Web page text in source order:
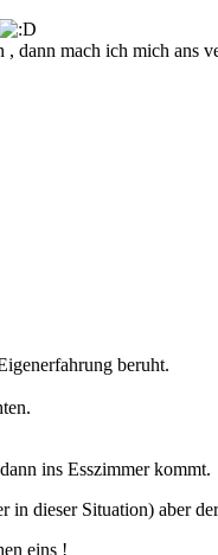
dann mach ich mich ans
beruht.
ins Esszimmer kommt.
dieser Situation) aber
eins !